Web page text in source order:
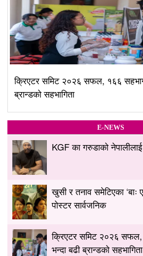
क्रिएटर समिट २०२६ सफल, १६६
ब्रान्डको सहभागिता
E-NEWS
KGF का गरुडाको
खुसी र तनाव समेटिएका ‘बाः
पोस्टर सार्वजनिक
क्रिएटर समिट २०२६ सफल,
भन्दा बढी ब्रान्डको सहभागिता